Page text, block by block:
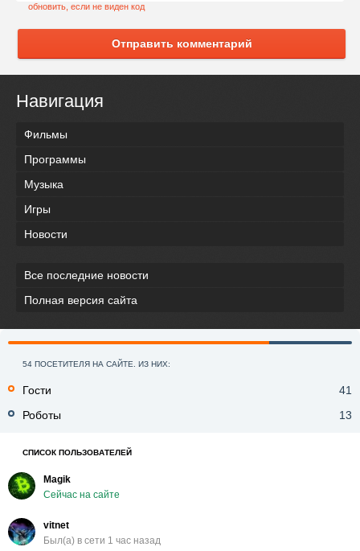
обновить, если не виден код
Отправить комментарий
Навигация
Фильмы
Программы
Музыка
Игры
Новости
Все последние новости
Полная версия сайта
54 ПОСЕТИТЕЛЯ НА САЙТЕ. ИЗ НИХ:
Гости
41
Роботы
13
СПИСОК ПОЛЬЗОВАТЕЛЕЙ
Magik
Сейчас на сайте
vitnet
Был(a) в сети 1 час назад